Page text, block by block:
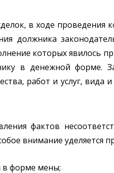
в ходе проведения
должника
которых явилось
в денежной форме.
работ и услуг, вида
фактов
внимание уделяется
в форме мены;